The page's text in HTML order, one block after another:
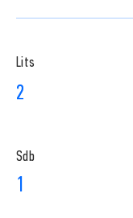
Lits
2
Sdb
1